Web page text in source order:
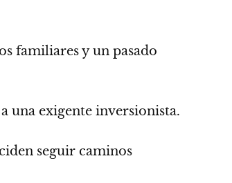
familiares y un pasado
una exigente inversionista.
seguir caminos